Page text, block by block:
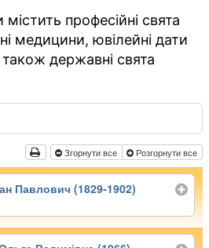
професійні свята
медицини, ювілейні дати
державні свята
Згорнути все Розгорнути все
Павлович (1829-1902)